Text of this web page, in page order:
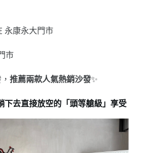
永康永大門市
市
推薦兩款人氣熱銷沙發✨
下去直接放空的「頭等艙級」享受